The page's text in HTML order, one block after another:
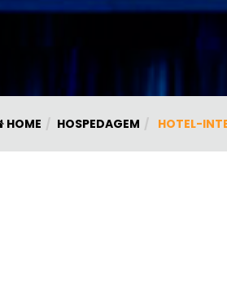
HOME HOSPEDAGEM HOTEL-